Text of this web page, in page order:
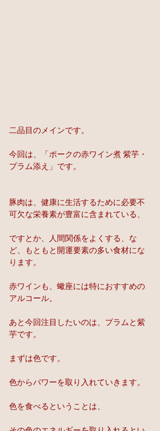
二品目のメインです。
今回は、「ポークの赤ワイン煮 紫芋・
プラム添え」です。
豚肉は、健康に生活するために必要不
可欠な栄養素が豊富に含まれている、
ですとか、人間関係をよくする、な
ど、もともと開運要素の多い食材にな
ります。
赤ワインも、蠍座には特におすすめの
アルコール。
あと今回注目したいのは、プラムと紫
芋です。
まずは色です。
色からパワーを取り入れていきます。
色を食べるということは、